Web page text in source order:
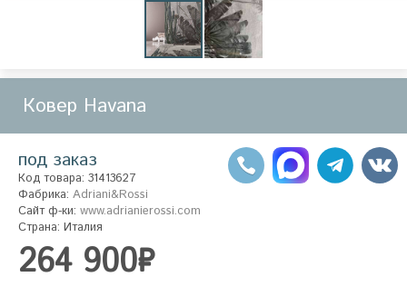
Ковер Havana
под заказ
Код товара: 31413627
Фабрика: Adriani&Rossi
Сайт ф-ки: www.adrianierossi.com
Страна: Италия
264 900₽